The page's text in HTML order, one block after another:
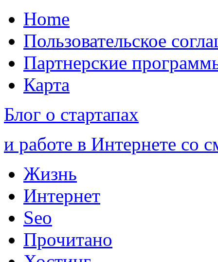
Home
Пользовательское
Партнерские
Карта
Блог о стартапах
и работе в Интернете со
Жизнь
Интернет
Seo
Прочитано